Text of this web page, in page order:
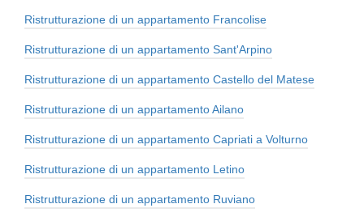
Ristrutturazione di un appartamento Francolise
Ristrutturazione di un appartamento Sant'Arpino
Ristrutturazione di un appartamento Castello del Matese
Ristrutturazione di un appartamento Ailano
Ristrutturazione di un appartamento Capriati a Volturno
Ristrutturazione di un appartamento Letino
Ristrutturazione di un appartamento Ruviano